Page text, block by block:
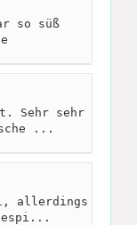
so süß
Sehr sehr
...
allerdings